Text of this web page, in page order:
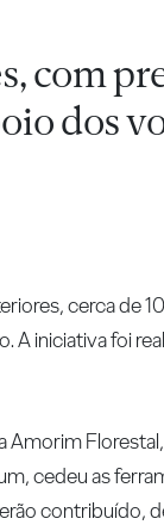
com
dos
cerca
iniciativa foi
cedeu as
contribuído,